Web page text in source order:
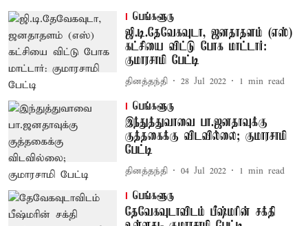
பெங்களூரு
ஜி.டி.தேவேகவுடா, ஜனதாதளம் (எஸ்)
கட்சியை விட்டு போக மாட்டார்:
குமாரசாமி பேட்டி
தினத்தந்தி 28 Jul 2022 1 min read
பெங்களூரு
இந்துத்துவாவை பா.ஜனதாவுக்கு
குத்தகைக்கு விடவில்லை; குமாரசாமி
பேட்டி
தினத்தந்தி 04 Jul 2022 1 min read
பெங்களூரு
தேவேகவுடாவிடம் பீஷ்மரின் சக்தி